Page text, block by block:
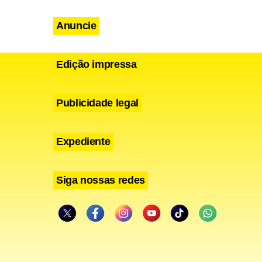
bem
Anuncie
Edição impressa
Publicidade legal
Expediente
Siga nossas redes